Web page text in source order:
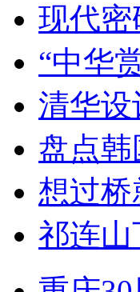
现代
“中华
清华
盘点韩
想过桥
祁连